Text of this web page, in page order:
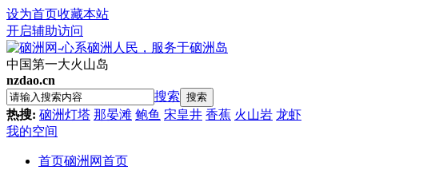
设为首页收藏本站
开启辅助访问
中国第一大火山岛
nzdao.cn
搜索 搜索
热搜: 硇洲灯塔 那晏滩 鲍鱼 宋皇井 香蕉 火山岩 龙虾
我的空间
首页硇洲网首页